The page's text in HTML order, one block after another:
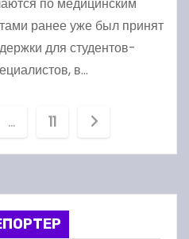
ранее уже был принят
для студентов-
в…
… 11